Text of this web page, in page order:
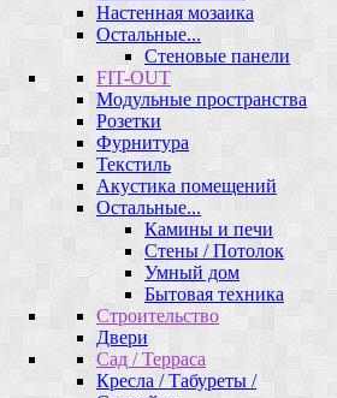
Настенная мозаика
Остальные...
Стеновые панели
FIT-OUT
Модульные пространства
Розетки
Фурнитура
Текстиль
Акустика помещений
Остальные...
Камины и печи
Стены / Потолок
Умный дом
Бытовая техника
Строительство
Двери
Сад / Терраса
Кресла / Табуреты /